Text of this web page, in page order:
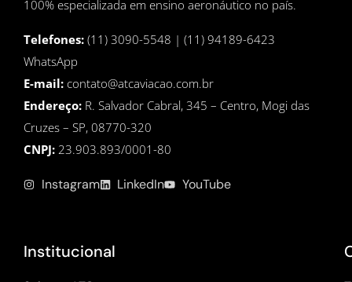
100% especializada em ensino aeronáutico no país.
Telefones: (11) 3090-5548 | (11) 94189-6423
WhatsApp
E-mail: contato@atcaviacao.com.br
Endereço: R. Salvador Cabral, 345 – Centro, Mogi das
Cruzes – SP, 08770-320
CNPJ: 23.903.893/0001-80
Instagram LinkedIn YouTube
Institucional